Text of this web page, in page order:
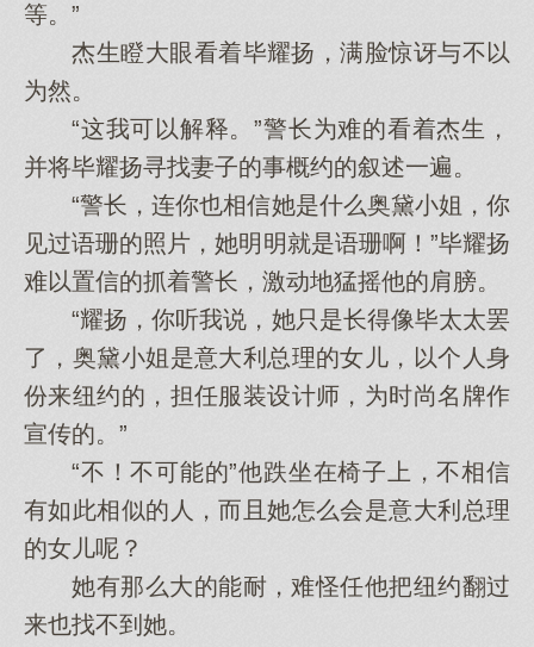
等。”
杰生瞪大眼看着毕耀扬，满脸惊讶与不以
为然。
“这我可以解释。”警长为难的看着杰生，
并将毕耀扬寻找妻子的事概约的叙述一遍。
“警长，连你也相信她是什么奥黛小姐，你
见过语珊的照片，她明明就是语珊啊！”毕耀扬
难以置信的抓着警长，激动地猛摇他的肩膀。
“耀扬，你听我说，她只是长得像毕太太罢
了，奥黛小姐是意大利总理的女儿，以个人身
份来纽约的，担任服装设计师，为时尚名牌作
宣传的。”
“不！不可能的”他跌坐在椅子上，不相信
有如此相似的人，而且她怎么会是意大利总理
的女儿呢？
她有那么大的能耐，难怪任他把纽约翻过
来也找不到她。